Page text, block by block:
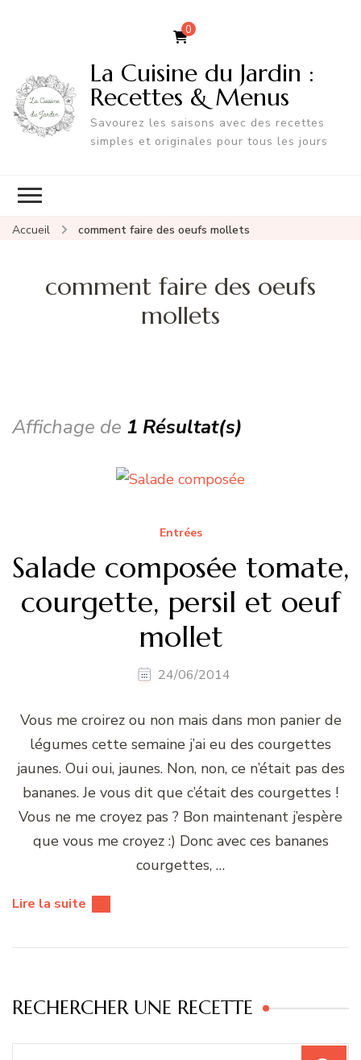
0
La Cuisine du Jardin :
Recettes & Menus
Savourez les saisons avec des recettes
simples et originales pour tous les jours
Accueil comment faire des oeufs mollets
comment faire des oeufs
mollets
Affichage de 1 Résultat(s)
Entrées
Salade composée tomate,
courgette, persil et oeuf
mollet
24/06/2014
Vous me croirez ou non mais dans mon panier de
légumes cette semaine j’ai eu des courgettes
jaunes. Oui oui, jaunes. Non, non, ce n’était pas des
bananes. Je vous dit que c’était des courgettes !
Vous ne me croyez pas ? Bon maintenant j’espère
que vous me croyez :) Donc avec ces bananes
courgettes, …
Lire la suite
RECHERCHER UNE RECETTE